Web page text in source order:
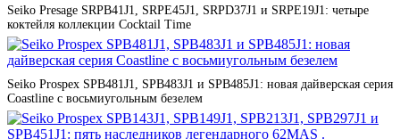
Seiko Presage SRPB41J1, SRPE45J1, SRPD37J1 и SRPE19J1: четыре
коктейля коллекции Cocktail Time
Seiko Prospex SPB481J1, SPB483J1 и SPB485J1: новая дайверская серия
Coastline с восьмиугольным безелем